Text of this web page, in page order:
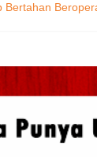
Bertahan